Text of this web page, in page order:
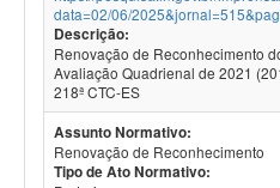
data=02/06/
Descrição:
Renovação de Reconhecimento
Avaliação Quadrienal de 2021
218ª CTC-ES
Assunto Normativo:
Renovação de Reconhecimento
Tipo de Ato Normativo: